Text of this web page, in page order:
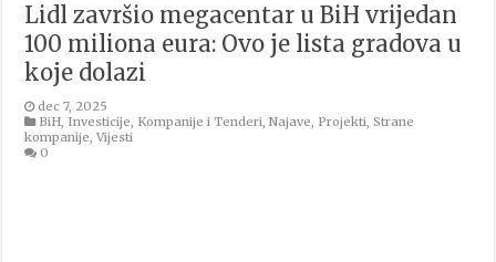
Lidl završio megacentar u BiH vrijedan
100 miliona eura: Ovo je lista gradova u
koje dolazi
dec 7, 2025
BiH, Investicije, Kompanije i Tenderi,Najave, Projekti,Strane
kompanije,Vijesti
0